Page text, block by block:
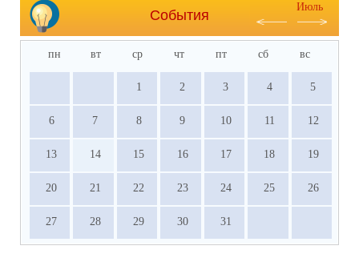
События
Июль
пн вт ср чт пт сб вс
1 2 3 4 5
6 7 8 9 10 11 12
13 14 15 16 17 18 19
20 21 22 23 24 25 26
27 28 29 30 31